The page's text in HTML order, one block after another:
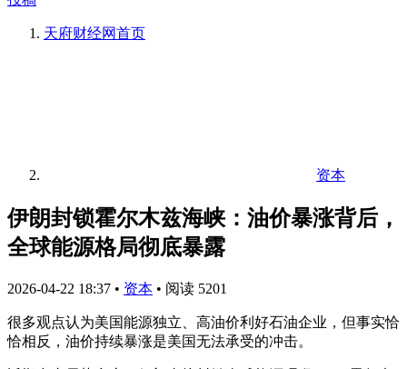
天府财经网首页
资本
伊朗封锁霍尔木兹海峡：油价暴涨背后，
全球能源格局彻底暴露
2026-04-22 18:37 • 资本 • 阅读 5201
很多观点认为美国能源独立、高油价利好石油企业，但事实恰
恰相反，油价持续暴涨是美国无法承受的冲击。